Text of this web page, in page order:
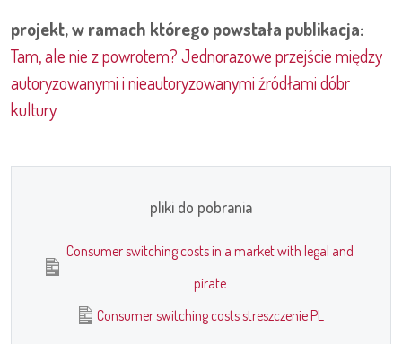
projekt, w ramach którego powstała publikacja:
Tam, ale nie z powrotem? Jednorazowe przejście między
autoryzowanymi i nieautoryzowanymi źródłami dóbr
kultury
pliki do pobrania
Consumer switching costs in a market with legal and
pirate
Consumer switching costs streszczenie PL